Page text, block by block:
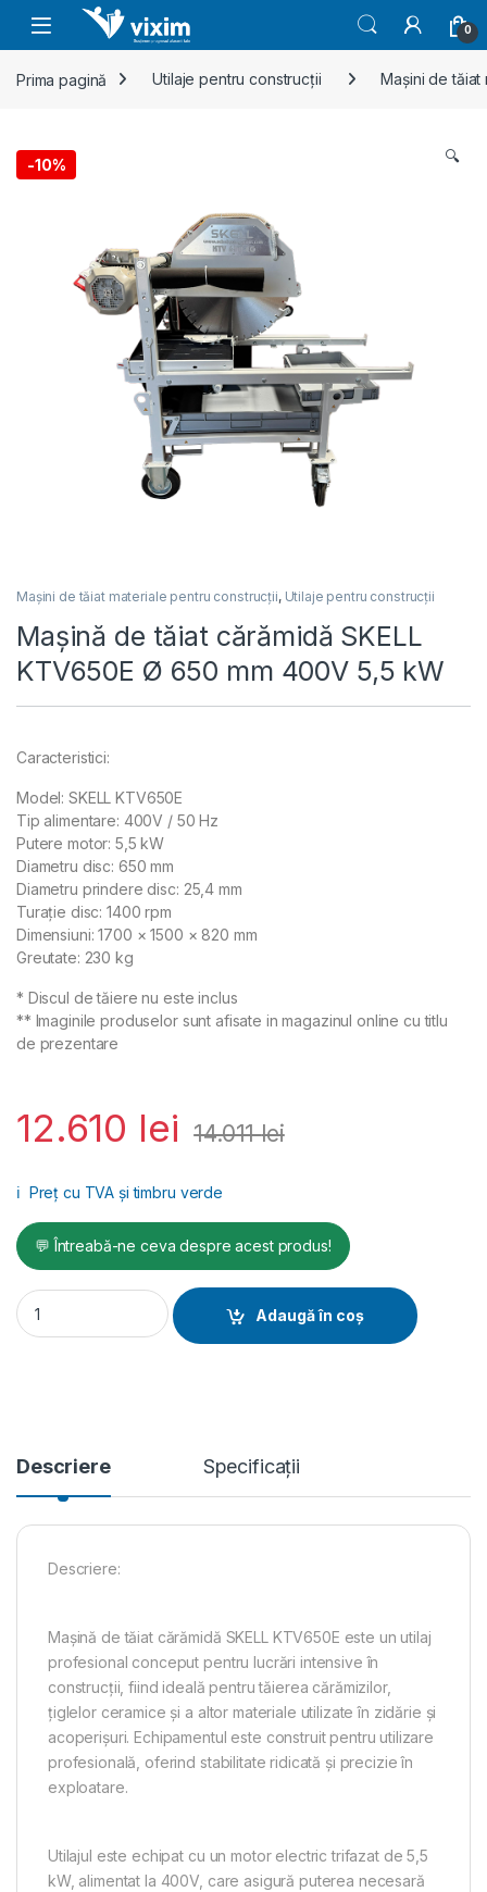
Skip to navigation
Skip to content
0
Prima pagină Utilaje pentru construcții Mașini de
-10% 🔍
Mașini de tăiat materiale pentru construcții, Utilaje pentru construcții
Mașină de tăiat cărămidă SKELL
KTV650E Ø 650 mm 400V 5,5 kW
Caracteristici:
Model: SKELL KTV650E
Tip alimentare: 400V / 50 Hz
Putere motor: 5,5 kW
Diametru disc: 650 mm
Diametru prindere disc: 25,4 mm
Turație disc: 1400 rpm
Dimensiuni: 1700 × 1500 × 820 mm
Greutate: 230 kg
* Discul de tăiere nu este inclus
** Imaginile produselor sunt afisate in magazinul online cu titlu
de prezentare
12.610 lei 14.011lei
ℹ️ Preț cu TVA și timbru verde
💬 Întreabă-ne ceva despre acest produs!
Mașină de tăiat cărămidă SKELL KTV650E Ø 650 mm 400V
Adaugă în coș
Descriere Specificații
Descriere:
Mașină de tăiat cărămidă SKELL KTV650E este un utilaj
profesional conceput pentru lucrări intensive în
construcții, fiind ideală pentru tăierea cărămizilor,
țiglelor ceramice și a altor materiale utilizate în zidărie și
acoperișuri. Echipamentul este construit pentru utilizare
profesională, oferind stabilitate ridicată și precizie în
exploatare.
Utilajul este echipat cu un motor electric trifazat de 5,5
kW, alimentat la 400V, care asigură puterea necesară